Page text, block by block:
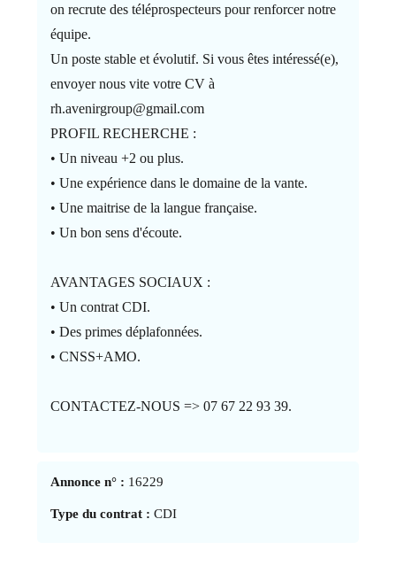
on recrute des téléprospecteurs pour renforcer notre
équipe.
Un poste stable et évolutif. Si vous êtes intéressé(e),
envoyer nous vite votre CV à
rh.avenirgroup@gmail.com
PROFIL RECHERCHE :
• Un niveau +2 ou plus.
• Une expérience dans le domaine de la vante.
• Une maitrise de la langue française.
• Un bon sens d'écoute.
AVANTAGES SOCIAUX :
• Un contrat CDI.
• Des primes déplafonnées.
• CNSS+AMO.
CONTACTEZ-NOUS => 07 67 22 93 39.
Annonce n° : 16229
Type du contrat : CDI